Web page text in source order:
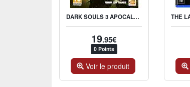
DARK SOULS 3 APOCALYPSE EDITION
19.95€
0 Points
Voir le produit